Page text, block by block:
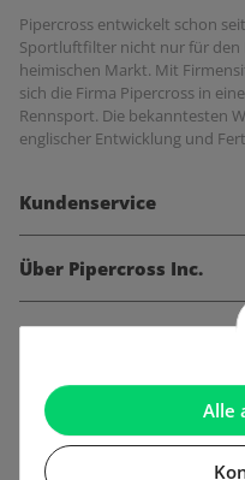
Alle
Pipercross entwickelt schon
Sportluftfilter nicht nur für
heimischen Markt. Mit
sich die Firma Pipercross in
Rennsport. Die bekanntesten
englischer Entwicklung und
Kundenservice
Über Pipercross Inc.
Informationen
Gesetzliche